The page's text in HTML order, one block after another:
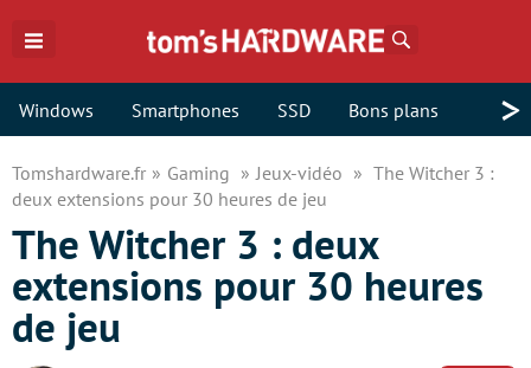
Windows Smartphones SSD Bons plans >
Tomshardware.fr Gaming Jeux-vidéo
The Witcher 3 :
deux extensions pour 30 heures de jeu
The Witcher 3 : deux
extensions pour 30 heures
de jeu